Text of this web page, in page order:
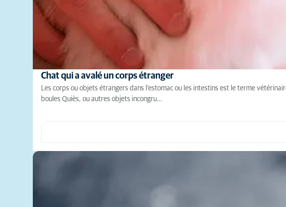
Chat qui a avalé un corps étranger
Les corps ou objets étrangers dans l'estomac ou les intestins est le terme
boules Quiès, ou autres objets incongru…